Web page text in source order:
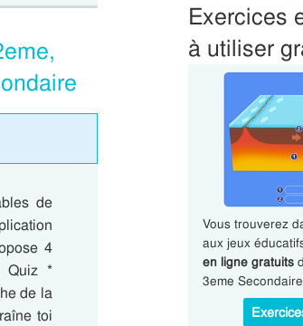
de
4
Quiz *
de la
toi
Exercices
à utiliser
Vous trouverez
aux jeux
en ligne gratuits
3eme Secondaire